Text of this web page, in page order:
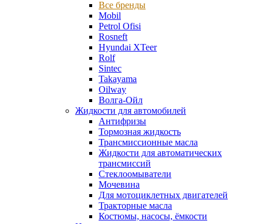
Все бренды
Mobil
Petrol Ofisi
Rosneft
Hyundai XTeer
Rolf
Sintec
Takayama
Oilway
Волга-Ойл
Жидкости для автомобилей
Антифризы
Тормозная жидкость
Трансмиссионные масла
Жидкости для автоматических
трансмиссий
Стеклоомыватели
Мочевина
Для мотоциклетных двигателей
Тракторные масла
Костюмы, насосы, ёмкости